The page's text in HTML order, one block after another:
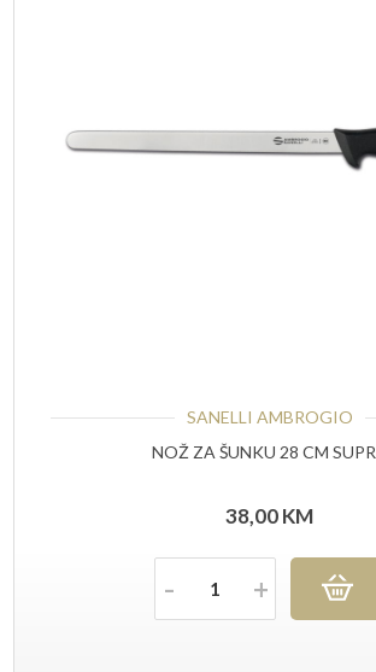
SANELLI AMBROGIO
NOŽ ZA ŠUNKU 28 CM
38,00KM
Količina